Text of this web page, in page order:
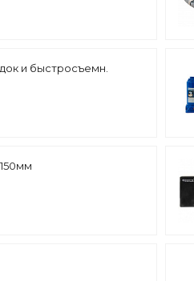
и быстросъемн.